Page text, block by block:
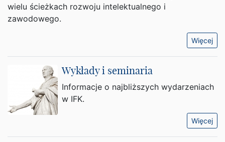
wielu ścieżkach rozwoju intelektualnego i
zawodowego.
Więcej
Wykłady i seminaria
Informacje o najbliższych wydarzeniach
w IFK.
Więcej